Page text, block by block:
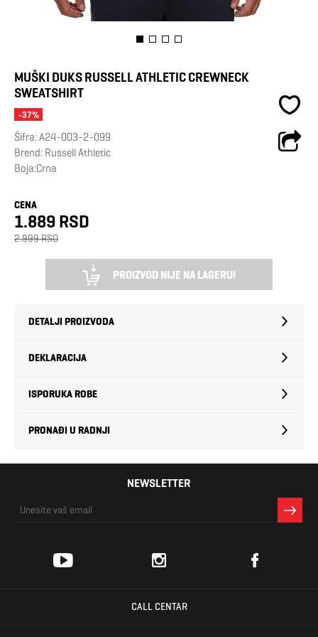
MUŠKI DUKS RUSSELL ATHLETIC CREWNECK
SWEATSHIRT
-37%
Šifra:A24-003-2-099
Brend: Russell Athletic
Boja:Crna
CENA
1.889 RSD
2.999 RSD
PROIZVOD NIJE NA LAGERU!
DETALJI PROIZVODA
DEKLARACIJA
ISPORUKA ROBE
PRONAĐI U RADNJI
NEWSLETTER
CALL CENTAR